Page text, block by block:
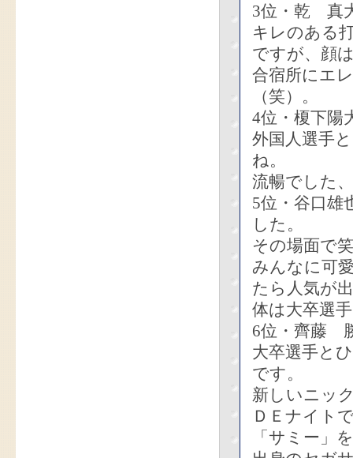
3位・乾 真
キレのある
ですが、顔
合宿所にエ
（笑）。
4位・榎下陽
外国人選手
ね。
流暢でした
5位・谷口雄
した。
その場面で
みんなに可
たら人気が
体は大卒選
6位・齊藤
大卒選手と
です。
新しいニッ
ＤＥナイ
「サミー」